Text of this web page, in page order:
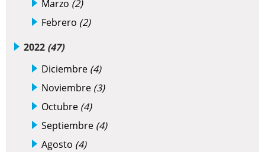
Marzo (2)
Febrero (2)
2022 (47)
Diciembre (4)
Noviembre (3)
Octubre (4)
Septiembre (4)
Agosto (4)